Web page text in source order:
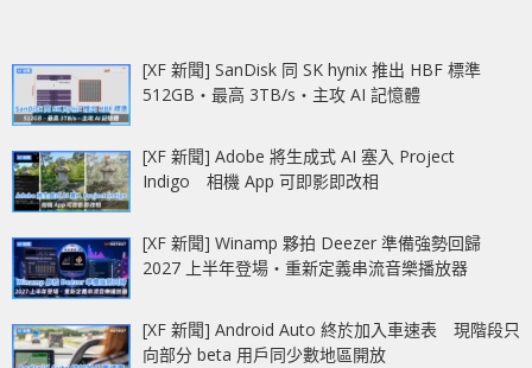
[XF 新聞] SanDisk 同 SK hynix 推出 HBF 標準
512GB‧最高 3TB/s‧主攻 AI 記憶體
[XF 新聞] Adobe 將生成式 AI 塞入 Project
Indigo 相機 App 可即影即改相
[XF 新聞] Winamp 夥拍 Deezer 準備強勢回歸
2027 上半年登場‧重新定義串流音樂播放器
[XF 新聞] Android Auto 終於加入車速表 現階段只
向部分 beta 用戶同少數地區開放